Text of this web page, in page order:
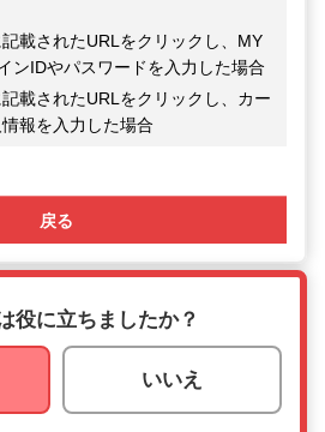
載されたURLをクリックし、MY
ンIDやパスワードを入力した場合
載されたURLをクリックし、カー
報を入力した場合
戻る
役に立ちましたか？
いいえ